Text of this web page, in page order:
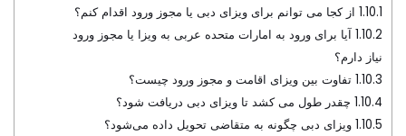
1.10.1 از کجا می توانم برای ویزای دبی یا مجوز ورود اقدام کنم؟
1.10.2 آیا برای ورود به امارات متحده عربی به ویزا یا مجوز ورود
نیاز دارم؟
1.10.3 تفاوت بین ویزای اقامت و مجوز ورود چیست؟
1.10.4 چقدر طول می کشد تا ویزای دبی دریافت شود؟
1.10.5 ویزای دبی چگونه به متقاضی تحویل داده می‌شود؟